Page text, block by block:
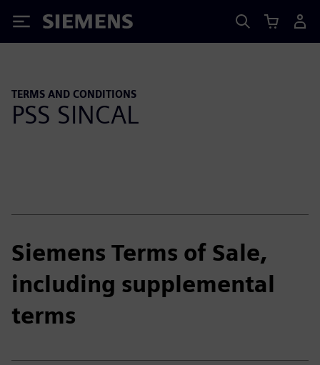
Siemens
TERMS AND CONDITIONS
PSS SINCAL
Siemens Terms of Sale,
including supplemental
terms